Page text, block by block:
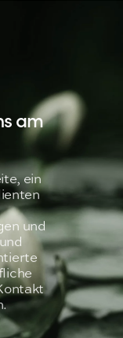
am
ein
und